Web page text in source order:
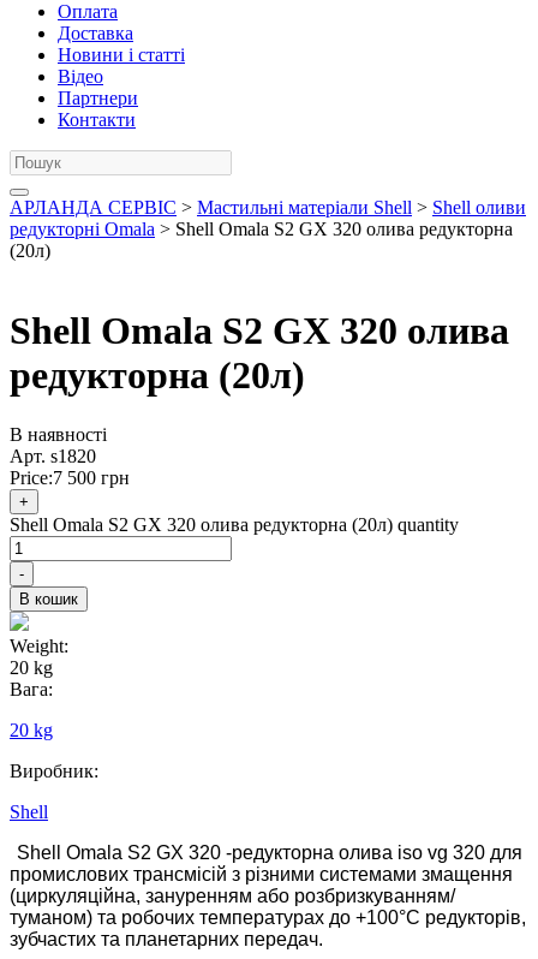
Оплата
Доставка
Новини і статті
Відео
Партнери
Контакти
АРЛАНДА СЕРВІС > Мастильні матеріали Shell > Shell оливи
редукторні Omala > Shell Omala S2 GX 320 олива редукторна
(20л)
Shell Omala S2 GX 320 олива
редукторна (20л)
В наявності
Арт. s1820
Price:7 500 грн
+
Shell Omala S2 GX 320 олива редукторна (20л) quantity
-
В кошик
Weight:
20 kg
Вага:
20 kg
Виробник:
Shell
Shell Omala S2 GX 320 -редукторна олива iso vg 320 для
промислових трансмісій з різними системами змащення
(циркуляційна, зануренням або розбризкуванням/
туманом) та робочих температурах до +100°C редукторів,
зубчастих та планетарних передач.